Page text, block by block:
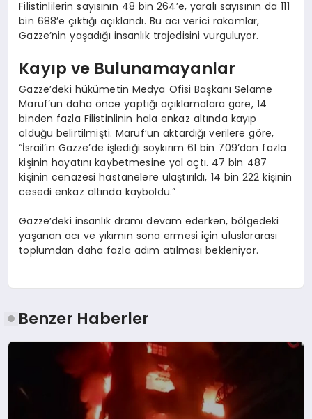
Filistinlilerin sayısının 48 bin 264’e, yaralı sayısının da 111
bin 688’e çıktığı açıklandı. Bu acı verici rakamlar,
Gazze’nin yaşadığı insanlık trajedisini vurguluyor.
Kayıp ve Bulunamayanlar
Gazze’deki hükümetin Medya Ofisi Başkanı Selame
Maruf’un daha önce yaptığı açıklamalara göre, 14
binden fazla Filistinlinin hala enkaz altında kayıp
olduğu belirtilmişti. Maruf’un aktardığı verilere göre,
“İsrail’in Gazze’de işlediği soykırım 61 bin 709’dan fazla
kişinin hayatını kaybetmesine yol açtı. 47 bin 487
kişinin cenazesi hastanelere ulaştırıldı, 14 bin 222 kişinin
cesedi enkaz altında kayboldu.”
Gazze’deki insanlık dramı devam ederken, bölgedeki
yaşanan acı ve yıkımın sona ermesi için uluslararası
toplumdan daha fazla adım atılması bekleniyor.
Benzer Haberler